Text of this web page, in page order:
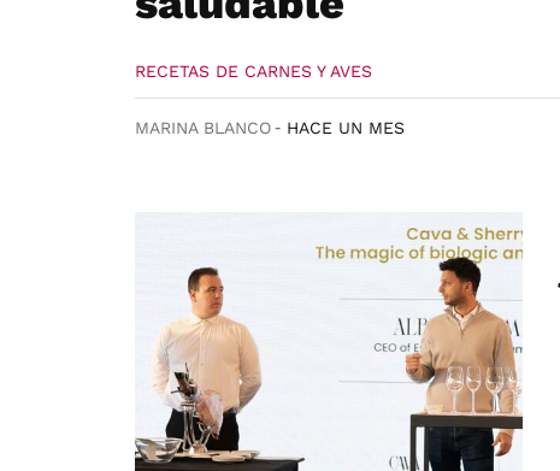
RECETAS DE CARNES Y AVES
MARINA BLANCO HACE UN MES